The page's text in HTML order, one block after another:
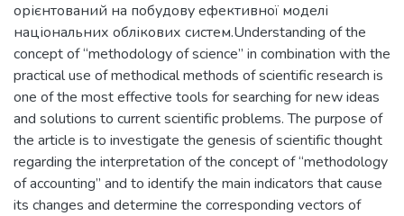
орієнтований на побудову ефективної моделі
національних облікових систем.Understanding of the
concept of “methodology of science” in combination with the
practical use of methodical methods of scientific research is
one of the most effective tools for searching for new ideas
and solutions to current scientific problems. The purpose of
the article is to investigate the genesis of scientific thought
regarding the interpretation of the concept of “methodology
of accounting” and to identify the main indicators that cause
its changes and determine the corresponding vectors of